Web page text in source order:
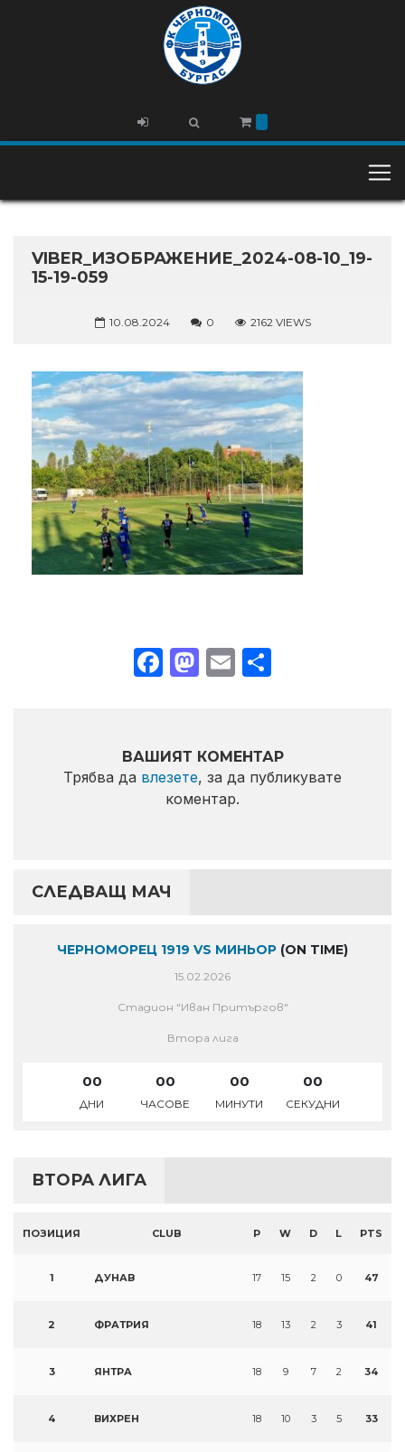
VIBER_ИЗОБРАЖЕНИЕ_2024-08-10_19-
15-19-059
10.08.2024 0 2162 VIEWS
Facebook
Mastodon
Email
ВАШИЯТ КОМЕНТАР
Трябва да влезете, за да публикувате
коментар.
СЛЕДВАЩ МАЧ
ЧЕРНОМОРЕЦ 1919 VS МИНЬОР (ON TIME)
15.02.2026
Стадион "Иван Притъргов"
Втора лига
00
ДНИ
00
ЧАСОВЕ
00
МИНУТИ
00
СЕКУДНИ
ВТОРА ЛИГА
ПОЗИЦИЯ CLUB P W D L PTS
1 ДУНАВ 17 15 2 0 47
2 ФРАТРИЯ 18 13 2 3 41
3 ЯНТРА 18 9 7 2 34
4 ВИХРЕН 18 10 3 5 33